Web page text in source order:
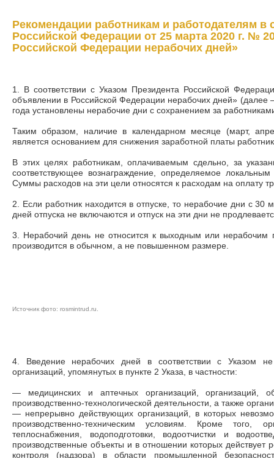
Рекомендации работникам и работодателям в
Российской Федерации от 25 марта 2020 г. №
Российской Федерации нерабочих дней»
1. В соответствии с Указом Президента Российской
объявлении в Российской Федерации нерабочих дней»
года установлены нерабочие дни с сохранением за
Таким образом, наличие в календарном месяце (март,
является основанием для снижения заработной платы
В этих целях работникам, оплачиваемым сдельно, за
соответствующее вознаграждение, определяемое
Суммы расходов на эти цели относятся к расходам на оплату
2. Если работник находится в отпуске, то нерабочие дни с 30
дней отпуска не включаются и отпуск на эти дни не
3. Нерабочий день не относится к выходным или нерабочим
производится в обычном, а не повышенном размере.
Источник фото: rosmintrud.ru.
4. Введение нерабочих дней в соответствии с Указом не
организаций, упомянутых в пункте 2 Указа, в частности:
— медицинских и аптечных организаций, организаций,
производственно-технологической деятельности, а также
— непрерывно действующих организаций, в которых
производственно-техническим условиям. Кроме того,
теплоснабжения, водоподготовки, водоотчистки и
производственные объекты и в отношении которых действует
контроля (надзора) в области промышленной